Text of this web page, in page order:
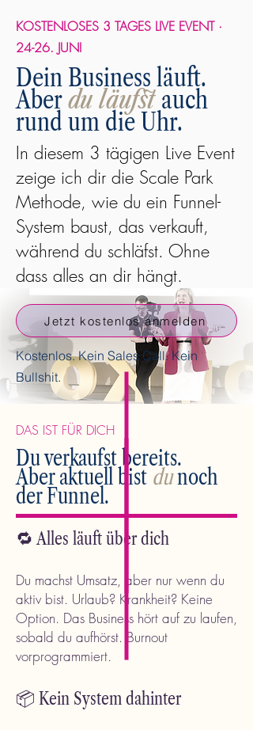
KOSTENLOSES 3 TAGES LIVE EVENT ·
24-26. JUNI
Dein Business läuft.
Aberdu läufst auch
rund um die Uhr.
In diesem 3 tägigen Live Event
zeige ich dir die Scale Park
Methode, wie du ein Funnel-
System baust, das verkauft,
während du schläfst. Ohne
dass alles an dir hängt.
Jetzt kostenlos anmelden
Kostenlos. Kein Sales Call. Kein
Bullshit.
DAS IST FÜR DICH
Du verkaufst bereits.
Aber aktuellbist dunoch
der Funnel.
🔁 Alles läuft über dich
Du machst Umsatz, aber nur wenn du
aktiv bist. Urlaub? Krankheit? Keine
Option. Das Business hört auf zu laufen,
sobald du aufhörst. Burnout
vorprogrammiert.
📦 Kein System dahinter